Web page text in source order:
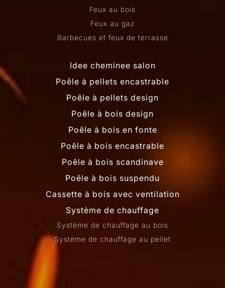
Feux au bois
Feux au gaz
Barbecues et feux de terrasse
Idee cheminee salon
Poêle à pellets encastrable
Poêle à pellets design
Poêle à bois design
Poêle à bois en fonte
Poêle à bois encastrable
Poêle à bois scandinave
Poêle à bois suspendu
Cassette à bois avec ventilation
Système de chauffage
Système de chauffage au bois
Système de chauffage au pellet